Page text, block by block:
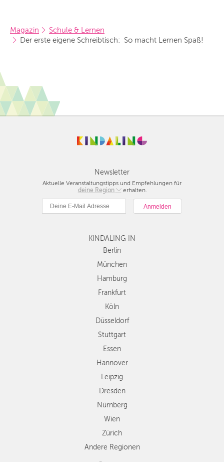
Magazin
Schule & Lernen
Der erste eigene Schreibtisch:  So macht Lernen Spaß!
Newsletter
Aktuelle Veranstaltungstipps und Empfehlungen für
deine Region
Berlin
München
Hamburg
Köln
Düsseldorf
Stuttgart
Essen
Dresden
Nürnberg
Wien
Zürich
Andere
Regionen
erhalten.
KINDALING IN
Berlin
München
Hamburg
Frankfurt
Köln
Düsseldorf
Stuttgart
Essen
Hannover
Leipzig
Dresden
Nürnberg
Wien
Zürich
Andere Regionen